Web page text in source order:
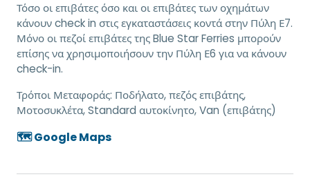
Τόσο οι επιβάτες όσο και οι επιβάτες των οχημάτων
κάνουν check in στις εγκαταστάσεις κοντά στην Πύλη Ε7.
Μόνο οι πεζοί επιβάτες της Blue Star Ferries μπορούν
επίσης να χρησιμοποιήσουν την Πύλη Ε6 για να κάνουν
check-in.
Τρόποι Μεταφοράς: Ποδήλατο, πεζός επιβάτης,
Μοτοσυκλέτα, Standard αυτοκίνητο, Van (επιβάτης)
🗺️ Google Maps